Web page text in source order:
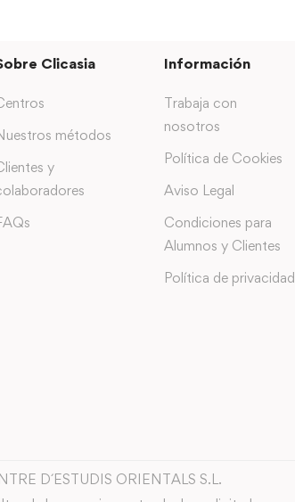
Clicasia
métodos
y
Información
Trabaja con
nosotros
Política de Cookies
Aviso Legal
Condiciones para
Alumnos y Clientes
Política de privacidad
D´ESTUDIS ORIENTALS S.L.